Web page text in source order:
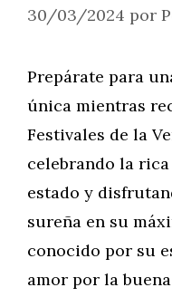
30/03/2024 por
Prepárate para
única mientras
Festivales de la
celebrando la
estado y
sureña en su
conocido por su
amor por la